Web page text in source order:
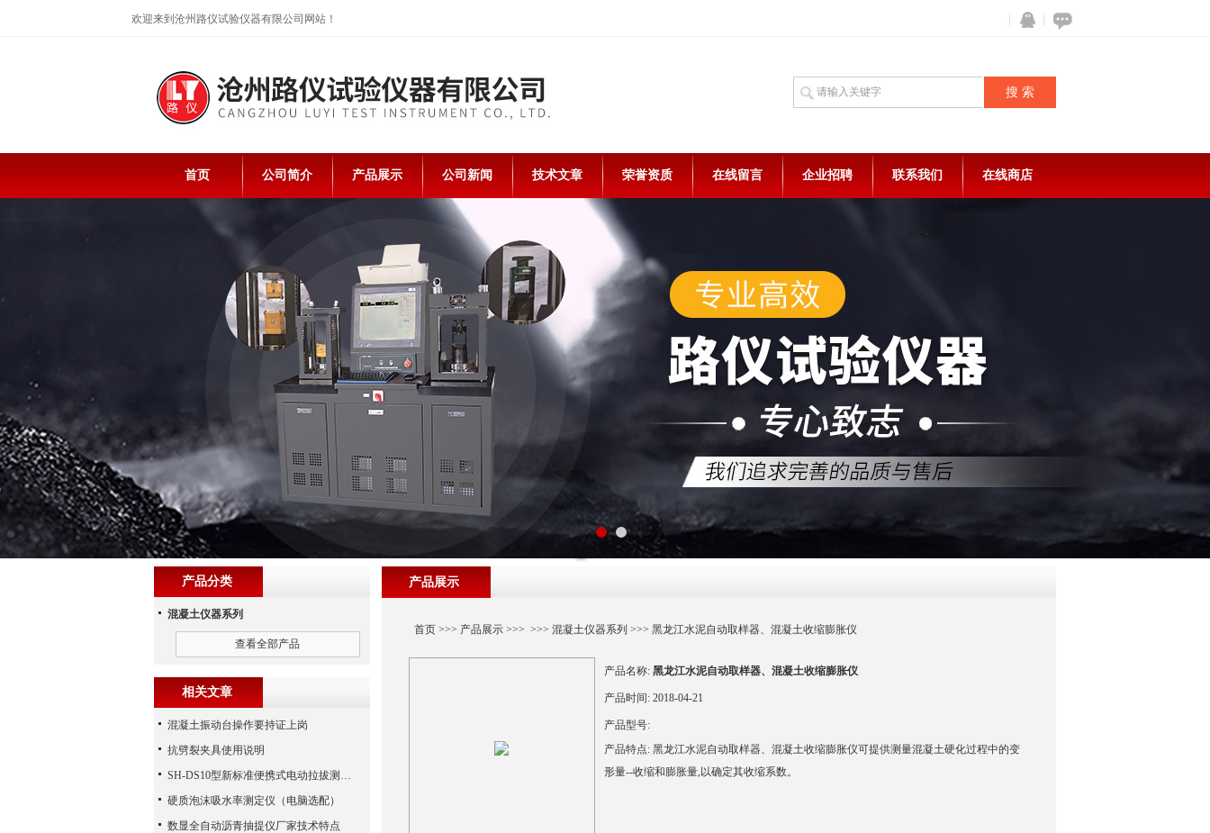
欢迎来到沧州路仪试验仪器有限公司网站！
在线咨
QQ
首页 公司简介 产品展示 公司新闻 技术文章 荣誉资质 在线留言 企业招聘 联系我们 在线商店
产品展示
首页>>> 产品展示>>> >>> 混凝土仪器系列 >>> 黑龙江水泥自动取样器、混凝土收缩膨胀仪
产品名称: 黑龙江水泥自动取样器、混凝土收缩膨胀仪
产品时间: 2018-04-21
产品型号:
产品特点: 黑龙江水泥自动取样器、混凝土收缩膨胀仪可提供测量混凝土硬化过程中的变
形量--收缩和膨胀量,以确定其收缩系数。
产品分类
混凝土仪器系列
查看全部产品
相关文章
混凝土振动台操作要持证上岗
抗劈裂夹具使用说明
SH-DS10型新标准便携式电动拉拔测试仪
硬质泡沫吸水率测定仪（电脑选配）
数显全自动沥青抽提仪厂家技术特点